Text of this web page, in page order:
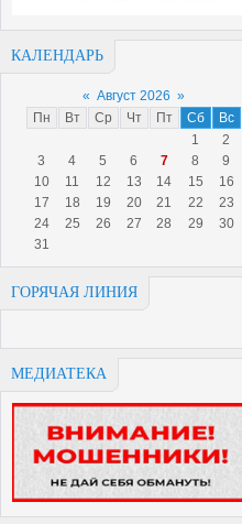
КАЛЕНДАРЬ
« Август 2026 »
Пн
Вт Ср Чт Пт Сб
Вс
1
2
3
4 5 6 7 8
9
10
11 12 13 14 15
16
17
18 19 20 21 22
23
24
25 26 27 28 29
30
31
ГОРЯЧАЯ ЛИНИЯ
МЕДИАТЕКА